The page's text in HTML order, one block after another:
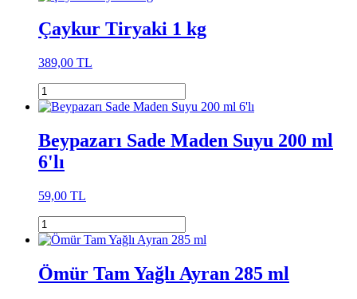
Çaykur Tiryaki 1 kg
389,00 TL
Beypazarı Sade Maden Suyu 200 ml
6'lı
59,00 TL
Ömür Tam Yağlı Ayran 285 ml